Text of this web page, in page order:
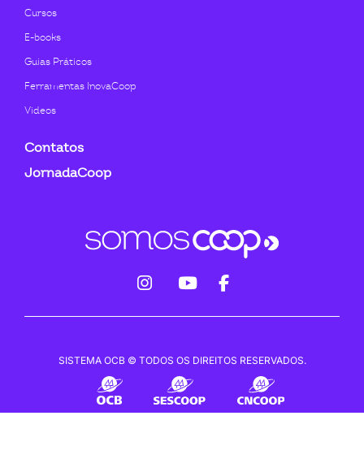
Cursos
E-books
Guias Práticos
Ferramentas InovaCoop
Videos
Contatos
JornadaCoop
instagram
youtubefacebook-
SISTEMA OCB © TODOS OS DIREITOS RESERVADOS.